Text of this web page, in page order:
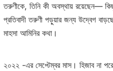
তরুণীকে, তিনি কী অবস্থায় রয়েছেন—
প্রতিবাদী তরুণী পড়ুয়ার জন্য উদ্বেগ
মাহসা আমিনির কথা।
২০২২ -এর সেপ্টেম্বর মাস। হিজাব না